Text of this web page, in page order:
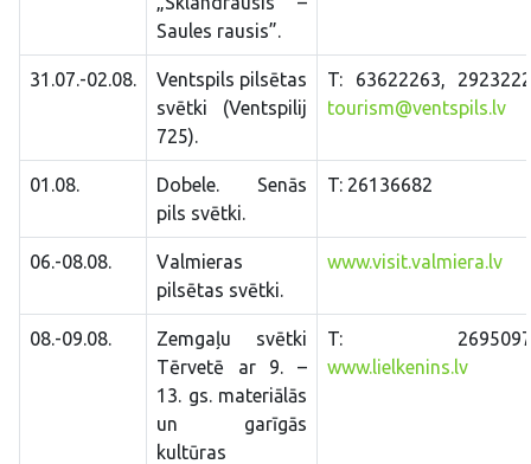
Saules rausis”.
31.07.-02.08.
Ventspils pilsētas
svētki (Ventspilij
725).
T: 63622263,
tourism@ventspils.lv
01.08.
Dobele. Senās
pils svētki.
T: 26136682
06.-08.08.
Valmieras
pilsētas svētki.
www.visit.valmiera.lv
08.-09.08.
Zemgaļu svētki
Tērvetē ar 9. –
13. gs. materiālās
un garīgās
kultūras
T:
www.lielkenins.lv